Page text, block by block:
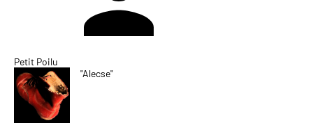
Petit Poilu
"Alecse"